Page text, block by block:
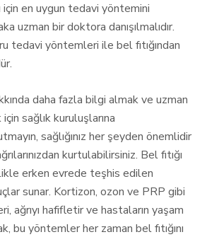
için en uygun tedavi yöntemini
uzman bir doktora danışılmalıdır.
tedavi yöntemleri ile bel fıtığından
daha fazla bilgi almak ve uzman
sağlık kuruluşlarına
sağlığınız her şeyden önemlidir
kurtulabilirsiniz. Bel fıtığı
erken evrede teşhis edilen
sunar. Kortizon, ozon ve PRP gibi
ağrıyı hafifletir ve hastaların yaşam
bu yöntemler her zaman bel fıtığını